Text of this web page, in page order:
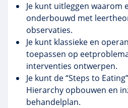
Je kunt uitleggen waarom
onderbouwd met
observaties.
Je kunt klassieke en
toepassen op
interventies ontwerpen.
Je kunt de “Steps to
Hierarchy opbouwen en
behandelplan.